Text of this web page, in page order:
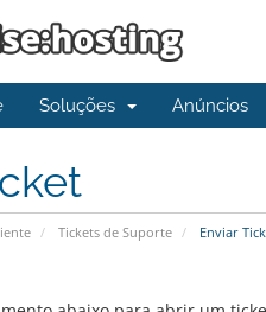
Soluções Anúncios
Tickets de Suporte Enviar